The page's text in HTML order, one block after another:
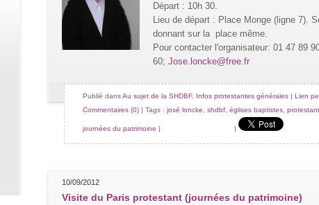
Départ : 10h 30.
Lieu de départ : Place Monge (ligne 7).
donnant sur la place même.
Pour contacter l'organisateur: 01 47 89
60; Jose.loncke@free.fr
Publié dansAu sujet de la SHDBF, Infos protestantes générales | Lien
Commentaires (0) | Tags : josé loncke shdbf églises baptistes
journées du patrimoine | |
10/09/2012
Visite du Paris protestant (journées du patrimoine)